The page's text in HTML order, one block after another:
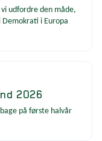
udfordre den måde,
i Europa
2026
på første halvår